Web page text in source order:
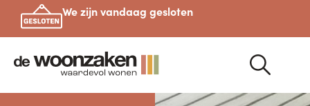
We zijn vandaag gesloten